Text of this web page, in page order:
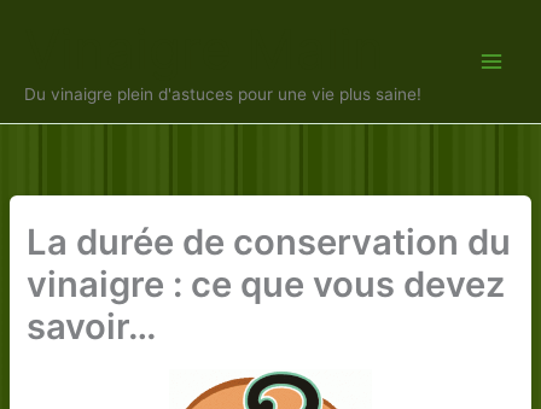
Du vinaigre plein d'astuces pour une vie plus saine!
La durée de conservation du
vinaigre : ce que vous devez
savoir…